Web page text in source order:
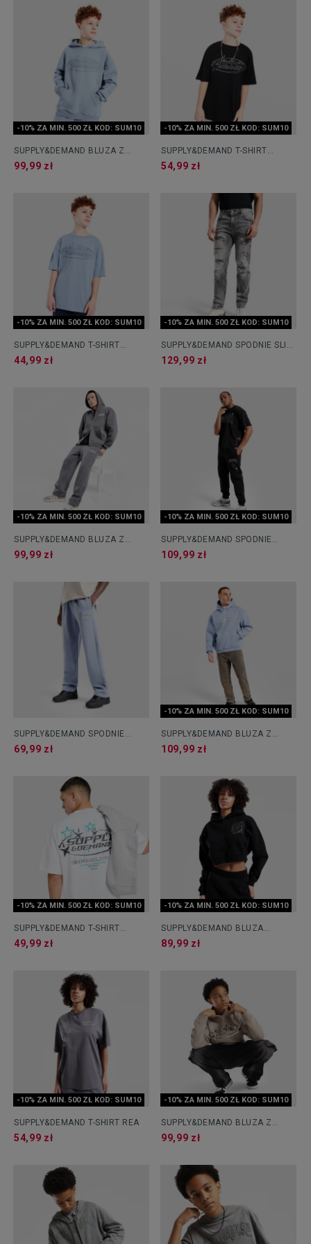
-10% ZA MIN. 500 ZŁ KOD: SUM10
SUPPLY&DEMAND BLUZA Z
KAPTUREM KENZOR
99,99 zł
-10% ZA MIN. 500 ZŁ KOD: SUM10
SUPPLY&DEMAND T-SHIRT
KENZOR
54,99 zł
-10% ZA MIN. 500 ZŁ KOD: SUM10
SUPPLY&DEMAND T-SHIRT
KENZOR
44,99 zł
-10% ZA MIN. 500 ZŁ KOD: SUM10
SUPPLY&DEMAND SPODNIE SLIM
RIPPED JEANS RHINESTONE
129,99 zł
-10% ZA MIN. 500 ZŁ KOD: SUM10
SUPPLY&DEMAND BLUZA Z
KAPTUREM FINESSE
99,99 zł
-10% ZA MIN. 500 ZŁ KOD: SUM10
SUPPLY&DEMAND SPODNIE
SHARD
109,99 zł
SUPPLY&DEMAND SPODNIE
BROOKLYN
69,99 zł
-10% ZA MIN. 500 ZŁ KOD: SUM10
SUPPLY&DEMAND BLUZA Z
KAPTUREM BROOKLYN
109,99 zł
-10% ZA MIN. 500 ZŁ KOD: SUM10
SUPPLY&DEMAND T-SHIRT
BROOKLYN
49,99 zł
-10% ZA MIN. 500 ZŁ KOD: SUM10
SUPPLY&DEMAND BLUZA
ROZPINANA Z KAPTUREM
89,99 zł
-10% ZA MIN. 500 ZŁ KOD: SUM10
SUPPLY&DEMAND T-SHIRT REA
54,99 zł
-10% ZA MIN. 500 ZŁ KOD: SUM10
SUPPLY&DEMAND BLUZA Z
KAPTUREM OVAL
99,99 zł